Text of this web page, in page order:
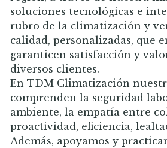
soluciones tecnológicas e
rubro de la climatización y
calidad, personalizadas, que
garanticen satisfacción y
diversos clientes.
En TDM Climatización
comprenden la seguridad
ambiente, la empatía entre
proactividad, eficiencia,
Además, apoyamos y